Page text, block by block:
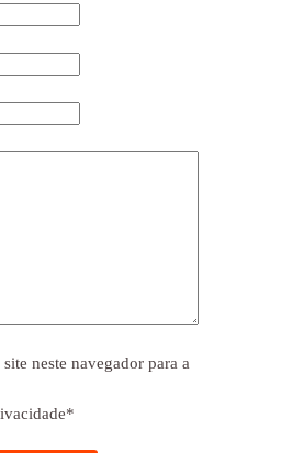
neste navegador para a
*